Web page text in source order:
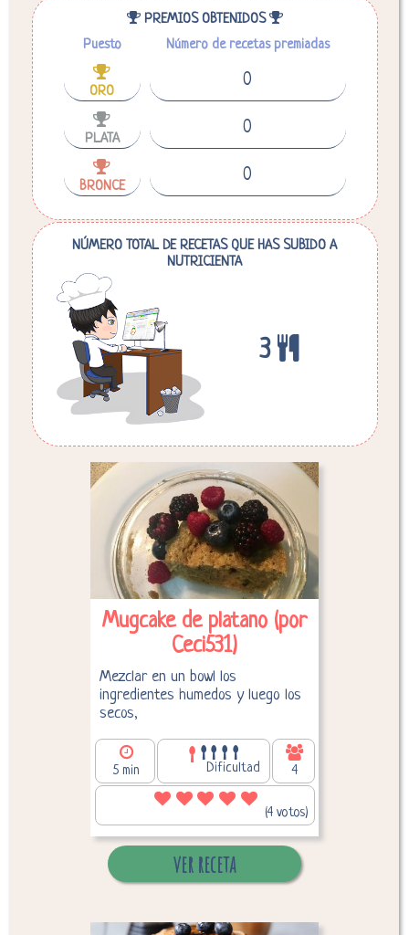
PREMIOS OBTENIDOS
Puesto
Número de recetas premiadas
ORO
0
PLATA
0
BRONCE
0
NÚMERO TOTAL DE RECETAS QUE HAS SUBIDO A
NUTRICIENTA
3
Mugcake de platano (por
Ceci531)
Mezclar en un bowl los
ingredientes humedos y luego los
secos,
5 min Dificultad 4
(4 votos)
Desglose de calorías
Calorías por persona:
377,02
ver receta